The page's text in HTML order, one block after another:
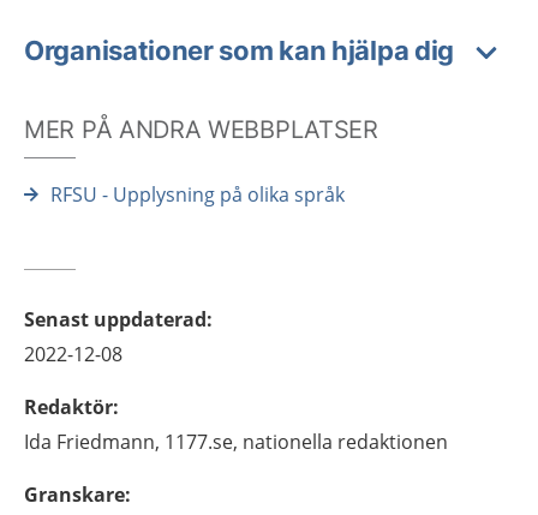
Organisationer som kan hjälpa dig
MER PÅ ANDRA WEBBPLATSER
RFSU - Upplysning på olika språk
Senast uppdaterad:
2022-12-08
Redaktör:
Ida Friedmann, 1177.se, nationella redaktionen
Granskare: